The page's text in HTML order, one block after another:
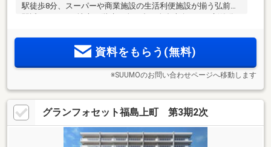
駅徒歩8分、スーパーや商業施設の生活利便施設が揃う弘前市
資料をもらう(無料)
※SUUMOのお問い合わせページへ移動します
グランフォセット福島上町 第3期2次